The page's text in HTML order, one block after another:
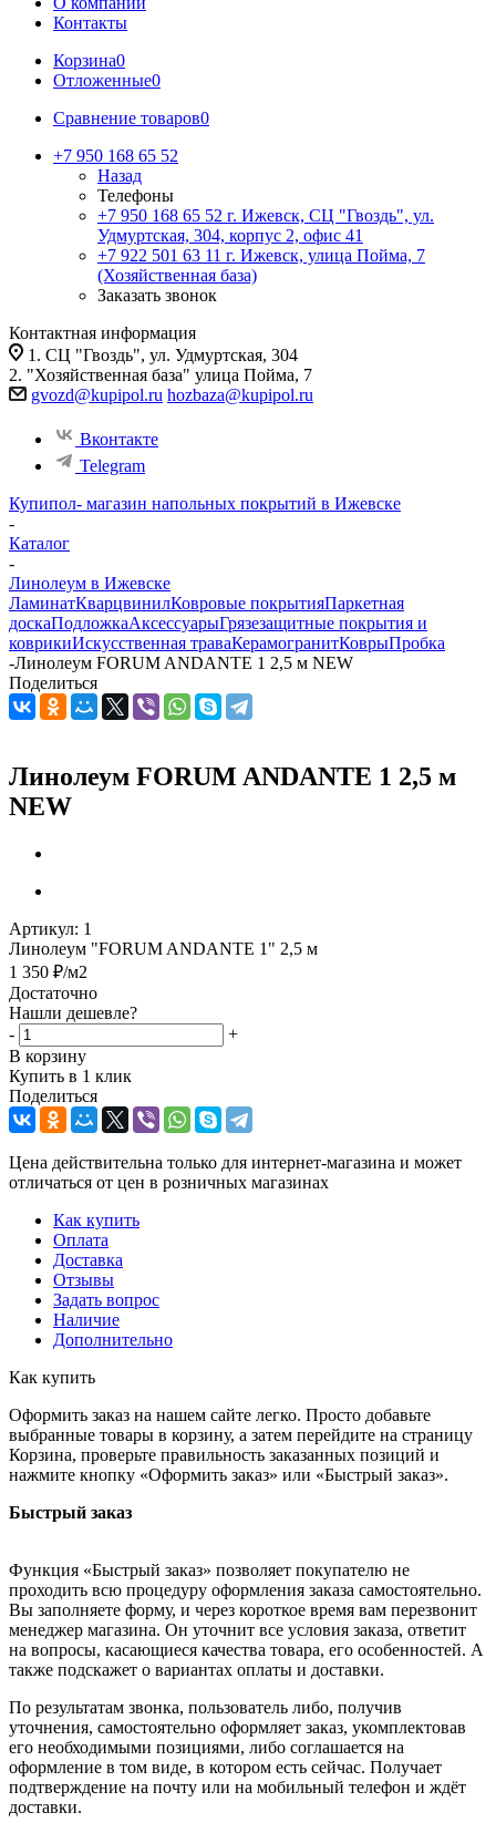
Контакты
Корзина0
Отложенные0
Сравнение товаров0
+7 950 168 65 52
Назад
Телефоны
+7 950 168 65 52 г. Ижевск, СЦ "Гвоздь", ул.
Удмуртская, 304, корпус 2, офис 41
+7 922 501 63 11 г. Ижевск, улица Пойма, 7
(Хозяйственная база)
Заказать звонок
Контактная информация
1. СЦ "Гвоздь", ул. Удмуртская, 304
2. "Хозяйственная база" улица Пойма, 7
gvozd@kupipol.ru hozbaza@kupipol.ru
Вконтакте
Telegram
Купипол- магазин напольных покрытий в Ижевске
-
Каталог
-
Линолеум в Ижевске
ЛаминатКварцвинилКовровые покрытияПаркетная
доскаПодложкаАксессуарыГрязезащитные покрытия и
коврикиИскусственная траваКерамогранитКоврыПробка
-Линолеум FORUM ANDANTE 1 2,5 м NEW
Поделиться
Линолеум FORUM ANDANTE 1 2,5 м
NEW
Артикул: 1
Линолеум "FORUM ANDANTE 1" 2,5 м
1 350 ₽/м2
Достаточно
Нашли дешевле?
-
+
В корзину
Купить в 1 клик
Поделиться
Цена действительна только для интернет-магазина и может
отличаться от цен в розничных магазинах
Как купить
Оплата
Доставка
Отзывы
Задать вопрос
Наличие
Дополнительно
Как купить
Оформить заказ на нашем сайте легко. Просто добавьте
выбранные товары в корзину, а затем перейдите на страницу
Корзина, проверьте правильность заказанных позиций и
нажмите кнопку «Оформить заказ» или «Быстрый заказ».
Быстрый заказ
Функция «Быстрый заказ» позволяет покупателю не
проходить всю процедуру оформления заказа самостоятельно.
Вы заполняете форму, и через короткое время вам перезвонит
менеджер магазина. Он уточнит все условия заказа, ответит
на вопросы, касающиеся качества товара, его особенностей. А
также подскажет о вариантах оплаты и доставки.
По результатам звонка, пользователь либо, получив
уточнения, самостоятельно оформляет заказ, укомплектовав
его необходимыми позициями, либо соглашается на
оформление в том виде, в котором есть сейчас. Получает
подтверждение на почту или на мобильный телефон и ждёт
доставки.